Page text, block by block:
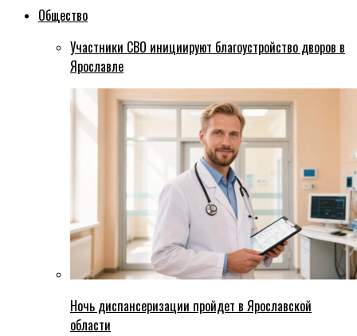
Общество
Участники СВО инициируют благоустройство дворов в
Ярославле
Ночь диспансеризации пройдет в Ярославской
области